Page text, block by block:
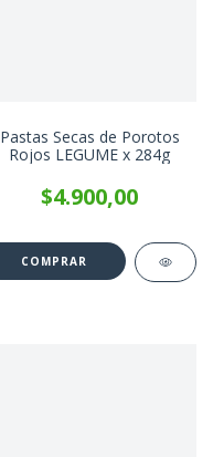
Pastas Secas de Porotos
Rojos LEGUME x 284g
$4.900,00